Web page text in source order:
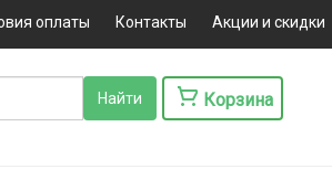
оплаты Контакты Акции и скидки
Корзина